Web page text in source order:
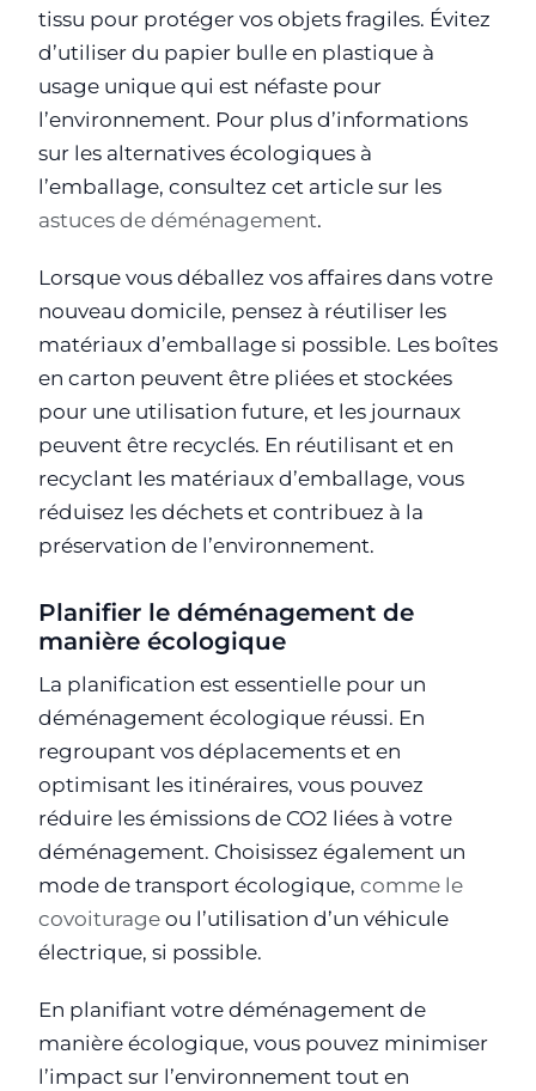
tissu pour protéger vos objets fragiles. Évitez
d’utiliser du papier bulle en plastique à
usage unique qui est néfaste pour
l’environnement. Pour plus d’informations
sur les alternatives écologiques à
l’emballage, consultez cet article sur les
astuces de déménagement.
Lorsque vous déballez vos affaires dans votre
nouveau domicile, pensez à réutiliser les
matériaux d’emballage si possible. Les boîtes
en carton peuvent être pliées et stockées
pour une utilisation future, et les journaux
peuvent être recyclés. En réutilisant et en
recyclant les matériaux d’emballage, vous
réduisez les déchets et contribuez à la
préservation de l’environnement.
Planifier le déménagement de
manière écologique
La planification est essentielle pour un
déménagement écologique réussi. En
regroupant vos déplacements et en
optimisant les itinéraires, vous pouvez
réduire les émissions de CO2 liées à votre
déménagement. Choisissez également un
mode de transport écologique, comme le
covoiturage ou l’utilisation d’un véhicule
électrique, si possible.
En planifiant votre déménagement de
manière écologique, vous pouvez minimiser
l’impact sur l’environnement tout en